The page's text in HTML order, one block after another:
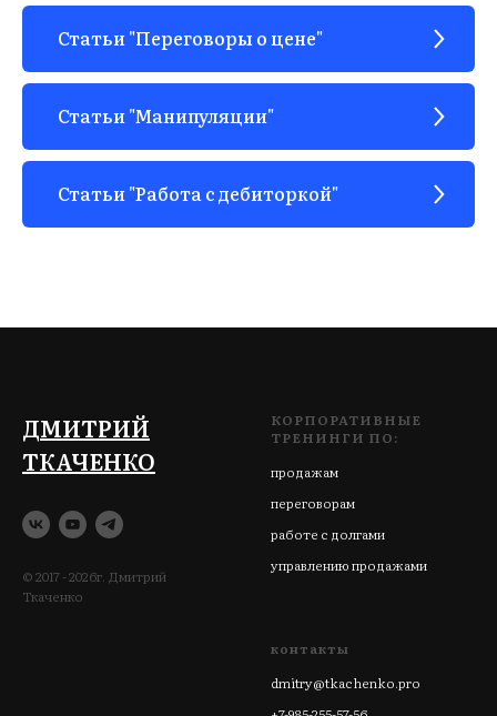
Статьи "Переговоры о цене"
Статьи "Манипуляции"
Статьи "Работа с дебиторкой"
ДМИТРИЙ
ТКАЧЕНКО
© 2017 - 2026г. Дмитрий
Ткаченко
КОРПОРАТИВНЫЕ
ТРЕНИНГИ ПО:
продажам
переговорам
работе с долгами
управлению продажами
контакты
dmitry@tkachenko.pro